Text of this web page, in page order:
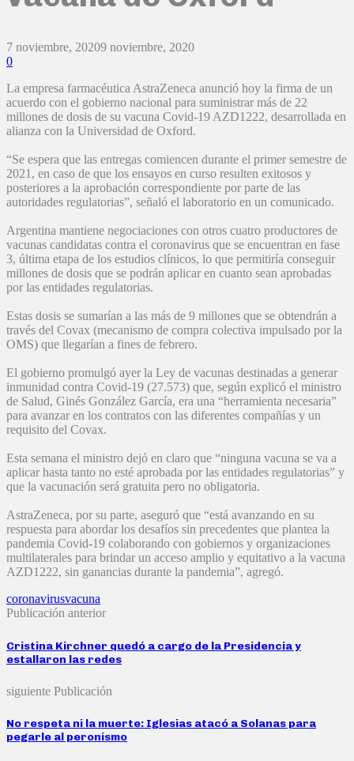
7 noviembre, 20209 noviembre, 2020
0
La empresa farmacéutica AstraZeneca anunció hoy la firma de un
acuerdo con el gobierno nacional para suministrar más de 22
millones de dosis de su vacuna Covid-19 AZD1222, desarrollada en
alianza con la Universidad de Oxford.
“Se espera que las entregas comiencen durante el primer semestre de
2021, en caso de que los ensayos en curso resulten exitosos y
posteriores a la aprobación correspondiente por parte de las
autoridades regulatorias”, señaló el laboratorio en un comunicado.
Argentina mantiene negociaciones con otros cuatro productores de
vacunas candidatas contra el coronavirus que se encuentran en fase
3, última etapa de los estudios clínicos, lo que permitiría conseguir
millones de dosis que se podrán aplicar en cuanto sean aprobadas
por las entidades regulatorias.
Estas dosis se sumarían a las más de 9 millones que se obtendrán a
través del Covax (mecanismo de compra colectiva impulsado por la
OMS) que llegarían a fines de febrero.
El gobierno promulgó ayer la Ley de vacunas destinadas a generar
inmunidad contra Covid-19 (27.573) que, según explicó el ministro
de Salud, Ginés González García, era una “herramienta necesaria”
para avanzar en los contratos con las diferentes compañías y un
requisito del Covax.
Esta semana el ministro dejó en claro que “ninguna vacuna se va a
aplicar hasta tanto no esté aprobada por las entidades regulatorias” y
que la vacunación será gratuita pero no obligatoria.
AstraZeneca, por su parte, aseguró que “está avanzando en su
respuesta para abordar los desafíos sin precedentes que plantea la
pandemia Covid-19 colaborando con gobiernos y organizaciones
multilaterales para brindar un acceso amplio y equitativo a la vacuna
AZD1222, sin ganancias durante la pandemia”, agregó.
coronavirusvacuna
Publicación anterior
Cristina Kirchner quedó a cargo de la Presidencia y
estallaron las redes
siguiente Publicación
No respeta ni la muerte: Iglesias atacó a Solanas para
pegarle al peronismo